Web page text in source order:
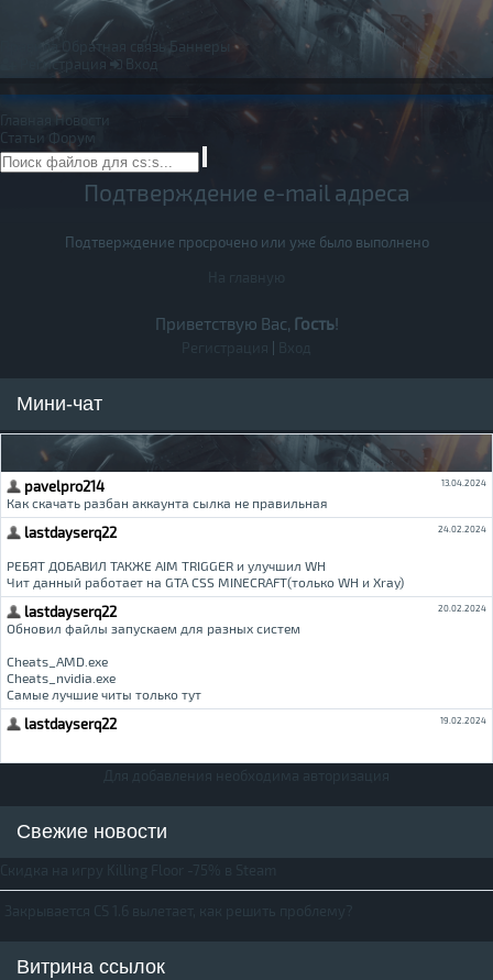
Обратная связь
Баннеры
Регистрация
Вход
Главная
Новости
Статьи Форум
Подтверждение e-mail адреса
Подтверждение просрочено или уже было выполнено
Приветствую Вас, Гость!
Мини-чат
Свежие новости
Витрина ссылок